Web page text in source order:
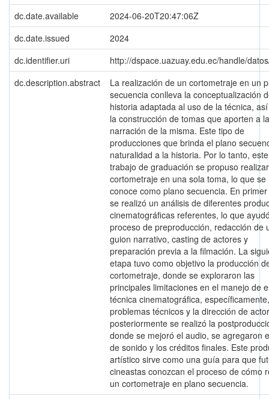
dc.date.available
2024-06-20T20:47:06Z
dc.date.issued
2024
dc.identifier.uri
http://dspace.uazuay.edu.ec/handle/
dc.description.abstract
La realización de un cortometraje en un
secuencia conlleva la conceptualización
historia adaptada al uso de la técnica,
la construcción de tomas que aporten a la
narración de la misma. Este tipo de
producciones que brinda el plano
naturalidad a la historia. Por lo tanto, este
trabajo de graduación se propuso
cortometraje en una sola toma, lo que se
conoce como plano secuencia. En
se realizó un análisis de diferentes
cinematográficas referentes, lo que
proceso de preproducción, redacción de
guion narrativo, casting de actores y
preparación previa a la filmación. La
etapa tuvo como objetivo la producción
cortometraje, donde se exploraron las
principales limitaciones en el manejo de
técnica cinematográfica,
problemas técnicos y la dirección de
posteriormente se realizó la
donde se mejoró el audio, se agregaron
de sonido y los créditos finales. Este
artístico sirve como una guía para que
cineastas conozcan el proceso de cómo
un cortometraje en plano secuencia.